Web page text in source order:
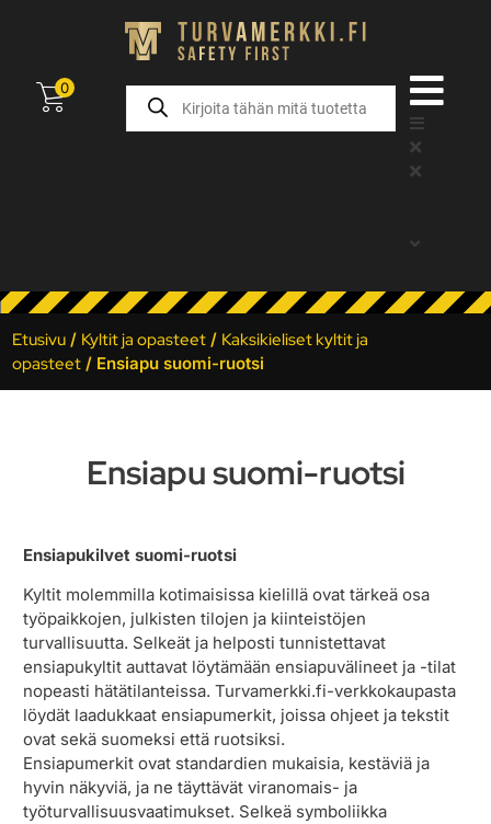
0
Etusivu / Kyltit ja opasteet / Kaksikieliset kyltit ja
opasteet / Ensiapu suomi-ruotsi
Ensiapu suomi-ruotsi
Ensiapukilvet suomi-ruotsi
Kyltit molemmilla kotimaisissa kielillä ovat tärkeä osa
työpaikkojen, julkisten tilojen ja kiinteistöjen
turvallisuutta. Selkeät ja helposti tunnistettavat
ensiapukyltit auttavat löytämään ensiapuvälineet ja -tilat
nopeasti hätätilanteissa. Turvamerkki.fi-verkkokaupasta
löydät laadukkaat ensiapumerkit, joissa ohjeet ja tekstit
ovat sekä suomeksi että ruotsiksi.
Ensiapumerkit ovat standardien mukaisia, kestäviä ja
hyvin näkyviä, ja ne täyttävät viranomais- ja
työturvallisuusvaatimukset. Selkeä symboliikka